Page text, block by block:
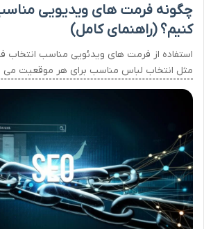
چگونه فرمت های ویدیویی مناسب
کنیم؟ (راهنمای کامل)
استفاده از فرمت های ویدئویی مناسب
مثل انتخاب لباس مناسب برای هر موقعیت می